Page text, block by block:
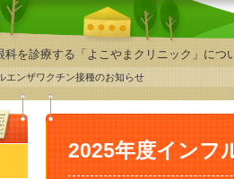
を診療する「よこやまクリニック」につ
エンザワクチン接種のお知らせ
2025年度インフ